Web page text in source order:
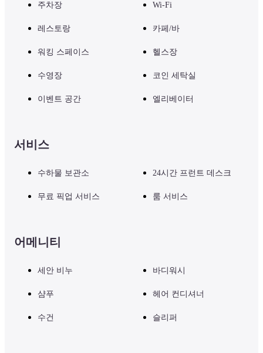
주차장 Wi-Fi
레스토랑 카페/바
워킹 스페이스 헬스장
수영장 코인 세탁실
이벤트 공간 엘리베이터
서비스
수하물 보관소 24시간 프런트 데스크
무료 픽업 서비스 룸 서비스
어메니티
세안 비누 바디워시
샴푸 헤어 컨디셔너
수건 슬리퍼